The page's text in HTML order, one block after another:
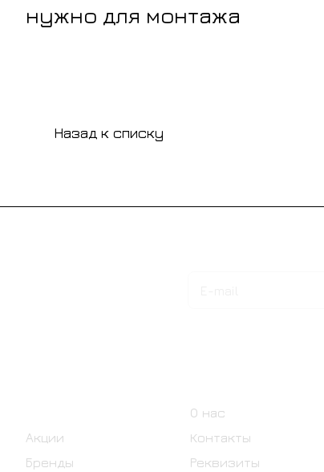
нужно для монтажа
Назад к списку
Акции
Бренды
О нас
Контакты
Реквизиты